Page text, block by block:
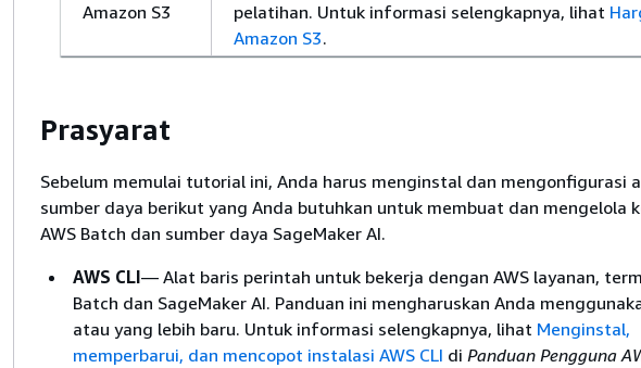
Amazon S3
pelatihan. Untuk informasi selengkapnya, lihat
Amazon S3.
Prasyarat
Sebelum memulai tutorial ini, Anda harus menginstal dan mengonfigurasi
sumber daya berikut yang Anda butuhkan untuk membuat dan mengelola
AWS Batch dan sumber daya SageMaker AI.
AWS CLI— Alat baris perintah untuk bekerja dengan AWS layanan,
Batch dan SageMaker AI. Panduan ini mengharuskan Anda
atau yang lebih baru. Untuk informasi selengkapnya, lihat Menginstal,
memperbarui, dan mencopot instalasi AWS CLI di Panduan Pengguna